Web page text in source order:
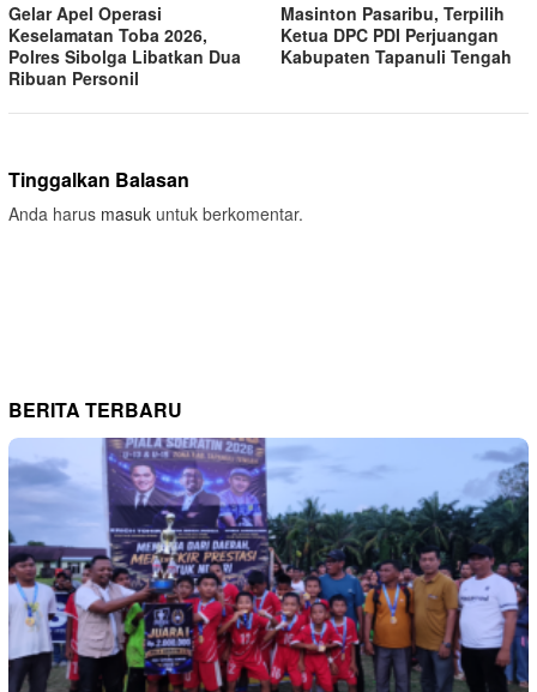
Gelar Apel Operasi
Keselamatan Toba 2026,
Polres Sibolga Libatkan Dua
Ribuan Personil
Masinton Pasaribu, Terpilih
Ketua DPC PDI Perjuangan
Kabupaten Tapanuli Tengah
Tinggalkan Balasan
Anda harus masuk untuk berkomentar.
BERITA TERBARU